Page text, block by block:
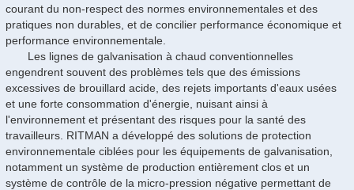
courant du non-respect des normes environnementales et des
pratiques non durables, et de concilier performance économique et
performance environnementale.
Les lignes de galvanisation à chaud conventionnelles
engendrent souvent des problèmes tels que des émissions
excessives de brouillard acide, des rejets importants d'eaux usées
et une forte consommation d'énergie, nuisant ainsi à
l'environnement et présentant des risques pour la santé des
travailleurs. RITMAN a développé des solutions de protection
environnementale ciblées pour les équipements de galvanisation,
notamment un système de production entièrement clos et un
système de contrôle de la micro-pression négative permettant de